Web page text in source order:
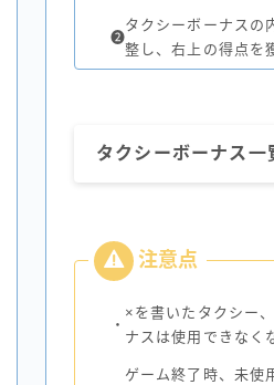
❷
タクシーボーナスの
整し、右上の得点を
タクシーボーナス一
・
×を書いたタクシー
ナスは使用できなく
ゲーム終了時、未使